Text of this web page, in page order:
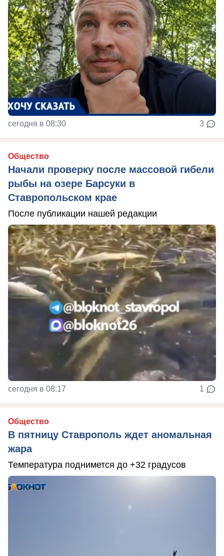
сегодня в 08:30 3
Общество
Начали проверку после массовой гибели
рыбы на озере Барсуки в
Ставропольском крае
После публикации нашей редакции
сегодня в 08:17 1
Общество
В пятницу Ставрополь ждет аномальная
жара
Температура поднимется до +32 градусов